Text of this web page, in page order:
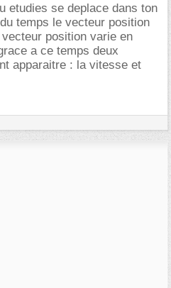
etudies se deplace dans ton
temps le vecteur position
position varie en
a ce temps deux
apparaitre : la vitesse et